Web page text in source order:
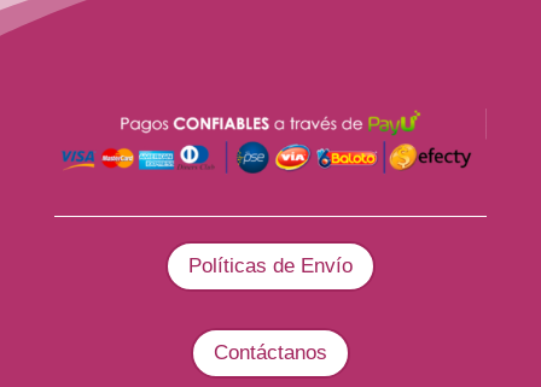
Políticas de Envío
Contáctanos